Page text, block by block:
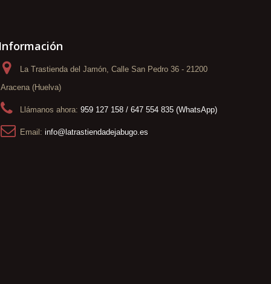
Información
La Trastienda del Jamón, Calle San Pedro 36 - 21200
Aracena (Huelva)
Llámanos ahora: 959 127 158 / 647 554 835 (WhatsApp)
Email: info@latrastiendadejabugo.es